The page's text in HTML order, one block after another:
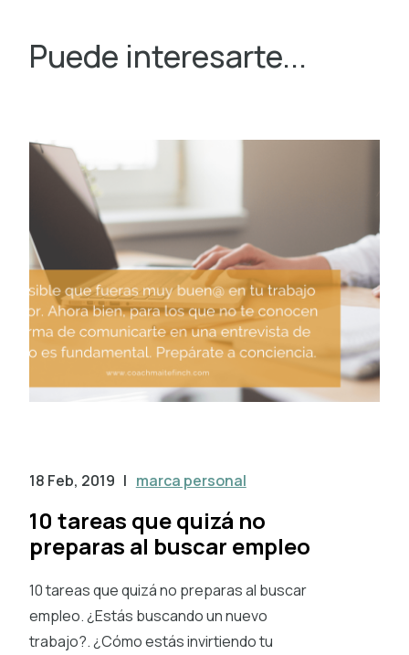
Puede interesarte...
18 Feb, 2019 | marca personal
10 tareas que quizá no
preparas al buscar empleo
10 tareas que quizá no preparas al buscar
empleo. ¿Estás buscando un nuevo
trabajo?. ¿Cómo estás invirtiendo tu